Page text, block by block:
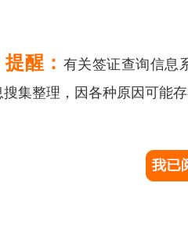
驻上海总领
电话：021-
电子邮箱：
提醒： 有关签证查询信息
搜集整理，因各种原因可能